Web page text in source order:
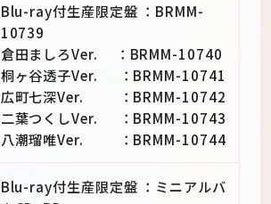
Blu-ray付生産限定盤 ：BRMM-
10739
倉田ましろVer. ：BRMM-10740
桐ヶ谷透子Ver. ：BRMM-10741
広町七深Ver. ：BRMM-10742
二葉つくしVer. ：BRMM-10743
八潮瑠唯Ver. ：BRMM-10744
Blu-ray付生産限定盤 ：ミニアルバ